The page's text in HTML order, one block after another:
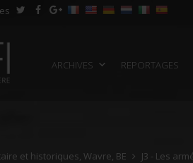
ARCHIVES REPORTAGES
et historiques, Wavre, BE J3 - Les